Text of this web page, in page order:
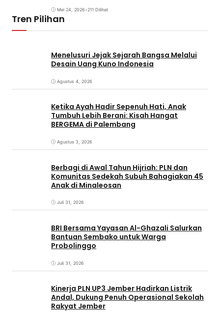
Mei 24, 2026•211 Dilihat
Tren Pilihan
Menelusuri Jejak Sejarah Bangsa Melalui
Desain Uang Kuno Indonesia
Agustus 4, 2026
Ketika Ayah Hadir Sepenuh Hati, Anak
Tumbuh Lebih Berani: Kisah Hangat
BERGEMA di Palembang
Agustus 3, 2026
Berbagi di Awal Tahun Hijriah: PLN dan
Komunitas Sedekah Subuh Bahagiakan 45
Anak di Minaleosan
Juli 31, 2026
BRI Bersama Yayasan Al-Ghazali Salurkan
Bantuan Sembako untuk Warga
Probolinggo
Juli 31, 2026
Kinerja PLN UP3 Jember Hadirkan Listrik
Andal, Dukung Penuh Operasional Sekolah
Rakyat Jember